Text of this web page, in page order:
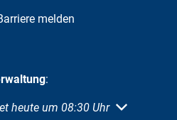
melden
:
Öffnungs- oder Schließzeiten
heute um 08:30 Uhr